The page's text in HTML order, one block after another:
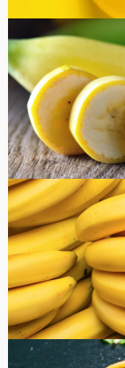
コラム
健康・美容
FOOD